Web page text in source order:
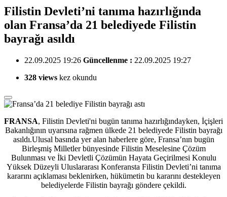
Filistin Devleti’ni tanıma hazırlığında
olan Fransa’da 21 belediyede Filistin
bayrağı asıldı
22.09.2025 19:26 Güncellenme : 22.09.2025 19:27
328 views kez okundu
FRANSA, Filistin Devleti'ni bugün tanıma hazırlığındayken, İçişleri
Bakanlığının uyarısına rağmen ülkede 21 belediyede Filistin bayrağı
asıldı.Ulusal basında yer alan haberlere göre, Fransa’nın bugün
Birleşmiş Milletler bünyesinde Filistin Meselesine Çözüm
Bulunması ve İki Devletli Çözümün Hayata Geçirilmesi Konulu
Yüksek Düzeyli Uluslararası Konferansta Filistin Devleti’ni tanıma
kararını açıklaması beklenirken, hükümetin bu kararını destekleyen
belediyelerde Filistin bayrağı göndere çekildi.